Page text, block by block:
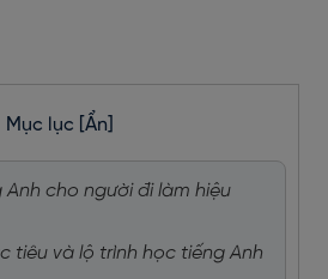
Mục lục [Ẩn]
cho người đi làm hiệu
tiêu và lộ trình học tiếng Anh